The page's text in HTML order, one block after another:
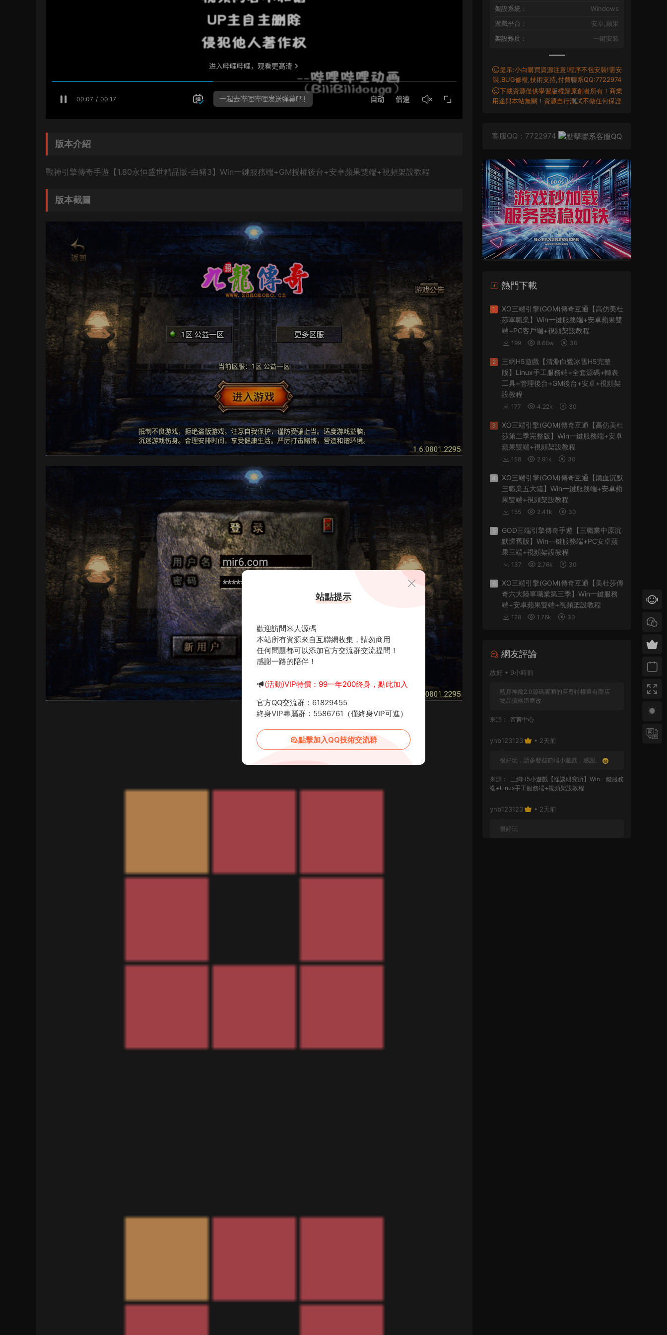
版本介紹
戰神引擎傳奇手遊【1.80永恒盛世精品版-白豬3】Win一鍵服務端+GM授權後台+安卓蘋果雙端+視頻架設教程
版本截圖
架設系統：
Windows
遊戲平台：
安卓,蘋果
架設難度：
一鍵安裝
提示:小白購買資源注意!程序不包安裝!需安
裝,BUG修複,技術支持,付費聯系QQ:7722974
下載資源僅供學習版權歸原創者所有！商業
用途與本站無關！資源自行測試不做任何保證
客服QQ：7722974
熱門下載
1
XO三端引擎(GOM)傳奇互通【高仿美杜
莎單職業】Win一鍵服務端+安卓蘋果雙
端+PC客戶端+視頻架設教程
199 8.68w 30
2
三網H5遊戲【清淵白鹭冰雪H5完整
版】Linux手工服務端+全套源碼+轉表
工具+管理後台+GM後台+安卓+視頻架
設教程
177 4.22k 30
3
XO三端引擎(GOM)傳奇互通【高仿美杜
莎第二季完整版】Win一鍵服務端+安卓
蘋果雙端+視頻架設教程
158 2.91k 30
4
XO三端引擎(GOM)傳奇互通【鐵血沉默
三職業五大陸】Win一鍵服務端+安卓蘋
果雙端+視頻架設教程
155 2.41k 30
5
GOD三端引擎傳奇手遊【三職業中原沉
默懷舊版】Win一鍵服務端+PC安卓蘋
果三端+視頻架設教程
137 2.76k 30
6
XO三端引擎(GOM)傳奇互通【美杜莎傳
奇六大陸單職業第三季】Win一鍵服務
端+安卓蘋果雙端+視頻架設教程
128 1.76k 30
網友評論
故好 • 9小時前
藍月神魔2.0源碼裏面的至尊特權還有商店
物品價格這麽改
來源： 留言中心
yhb123123 • 2天前
很好玩，請多發些前端小遊戲，感謝。
來源：
三網H5小遊戲【怪談研究所】Win一鍵服務
端+Linux手工服務端+視頻架設教程
yhb123123 • 2天前
很好玩
站點提示
歡迎訪問米人源碼
本站所有資源來自互聯網收集，請勿商用
任何問題都可以添加官方交流群交流提問！
感謝一路的陪伴！
(活動)VIP特價：99一年200終身，點此加入
官方QQ交流群：61829455
終身VIP專屬群：5586761（僅終身VIP可進）
點擊加入QQ技術交流群